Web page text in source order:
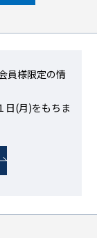
員様限定の情
日(月)をもちま